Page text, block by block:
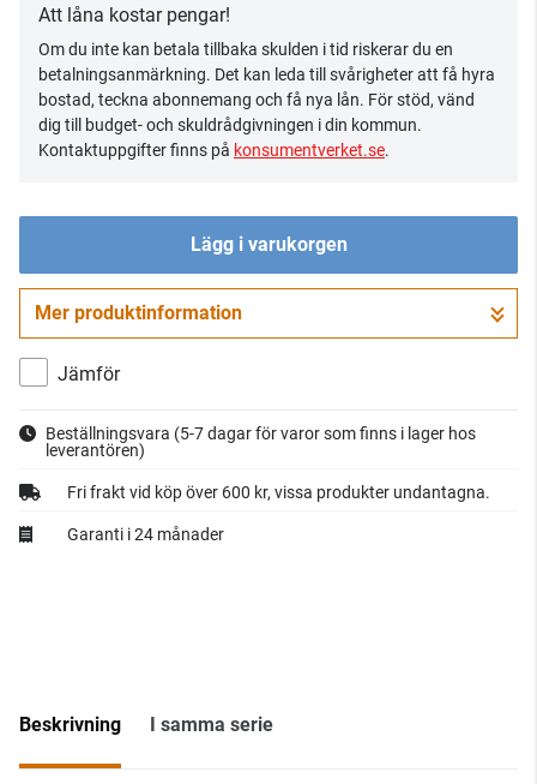
Att låna kostar pengar!
Om du inte kan betala tillbaka skulden i tid riskerar du en
betalningsanmärkning. Det kan leda till svårigheter att få hyra
bostad, teckna abonnemang och få nya lån. För stöd, vänd
dig till budget- och skuldrådgivningen i din kommun.
Kontaktuppgifter finns på konsumentverket.se.
Lägg i varukorgen
Gå till kassan
Mer produktinformation
Jämför
Beställningsvara (5-7 dagar för varor som finns i lager hos
leverantören)
Fri frakt vid köp över 600 kr, vissa produkter undantagna.
Garanti i 24 månader
Beskrivning I samma serie